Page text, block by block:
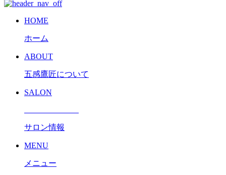
HOME
ホーム
ABOUT
五感鷹匠について
SALON
サロン情報
MENU
メニュー